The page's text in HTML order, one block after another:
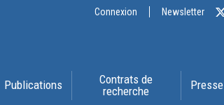
Connexion Newsletter
Publications
Contrats de
recherche
Presse